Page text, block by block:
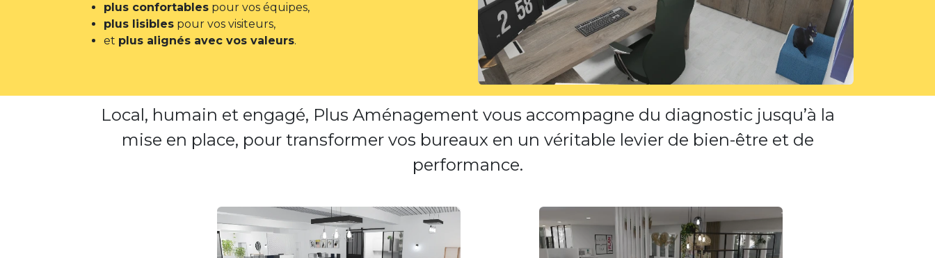
plus confortables pour vos équipes,
plus lisibles pour vos visiteurs,
et plus alignés avec vos valeurs.​
Local, humain et engagé, Plus Aménagement vous accompagne du diagnostic jusqu’à la
mise en place, pour transformer vos bureaux en un véritable levier de bien-être et de
performance.